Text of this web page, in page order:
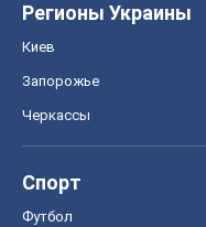
Регионы Украины
Киев
Запорожье
Черкассы
Спорт
Футбол